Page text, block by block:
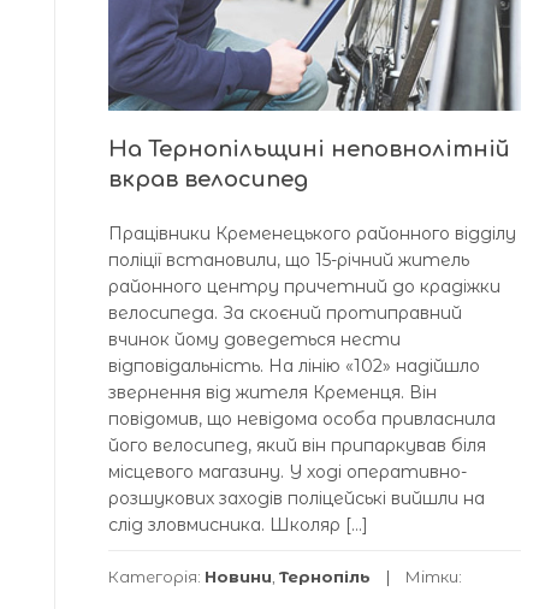
На Тернопільщині неповнолітній
вкрав велосипед
Працівники Кременецького районного відділу
поліції встановили, що 15-річний житель
районного центру причетний до крадіжки
велосипеда. За скоєний протиправний
вчинок йому доведеться нести
відповідальність. На лінію «102» надійшло
звернення від жителя Кременця. Він
повідомив, що невідома особа привласнила
його велосипед, який він припаркував біля
місцевого магазину. У ході оперативно-
розшукових заходів поліцейські вийшли на
слід зловмисника. Школяр […]
Категорія: Новини Тернопіль Мітки: